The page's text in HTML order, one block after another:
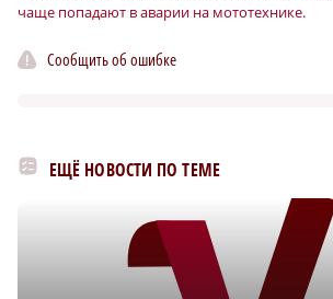
чаще попадают в аварии на мототехнике.
Сообщить об ошибке
ЕЩЁ НОВОСТИ ПО ТЕМЕ